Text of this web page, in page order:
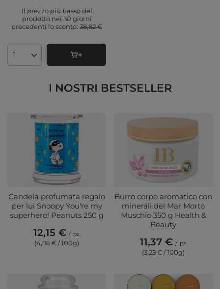
Il prezzo più basso del
prodotto nei 30 giorni
precedenti lo sconto: 38,82 €
Quantità di prodotti
I NOSTRI BESTSELLER
Candela profumata regalo
per lui Snoopy You're my
superhero! Peanuts 250 g
12,15 € / pz.
(4,86 € / 100g)
Burro corpo aromatico con
minerali del Mar Morto
Muschio 350 g Health &
Beauty
11,37 € / pz.
(3,25 € / 100g)